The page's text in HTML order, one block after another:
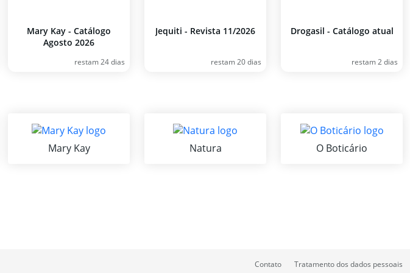
Mary Kay - Catálogo
Agosto 2026
restam 24 dias
Jequiti - Revista 11/2026
restam 20 dias
Drogasil - Catálogo atual
restam 2 dias
Mary Kay Natura O Boticário
Contato Tratamento dos dados pessoais